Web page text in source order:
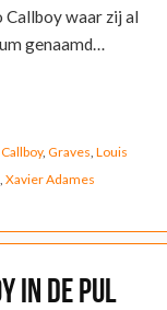
Callboy waar zij al
genaamd…
, Graves Louis
Xavier Adames
in De Pul